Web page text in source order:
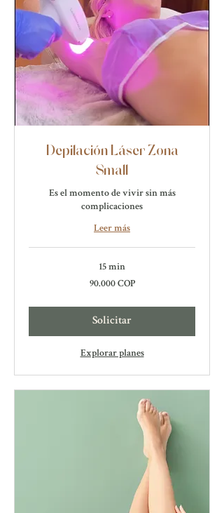
Depilación Láser Zona
Small
Es el momento de vivir sin más
complicaciones
Leer más
15 min
90.000 COP
Solicitar
Explorar planes